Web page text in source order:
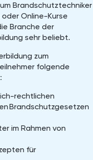
Brandschutztechniker
Online-Kurse
Branche der
sehr beliebt.
zum
folgende
rechtlichen
Brandschutzgesetzen
im Rahmen von
für